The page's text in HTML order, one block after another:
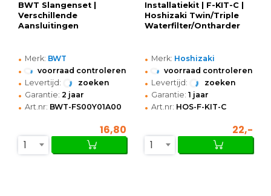
BWT Slangenset |
Verschillende
Aansluitingen
• Merk: BWT
• voorraad controleren
• Levertijd: zoeken
• Garantie: 2 jaar
• Art.nr: BWT-FS00Y01A00
16,80
1
Installatiekit | F-KIT-C |
Hoshizaki Twin/Triple
Waterfilter/Ontharder
• Merk: Hoshizaki
• voorraad controleren
• Levertijd: zoeken
• Garantie: 1 jaar
• Art.nr: HOS-F-KIT-C
22,-
1